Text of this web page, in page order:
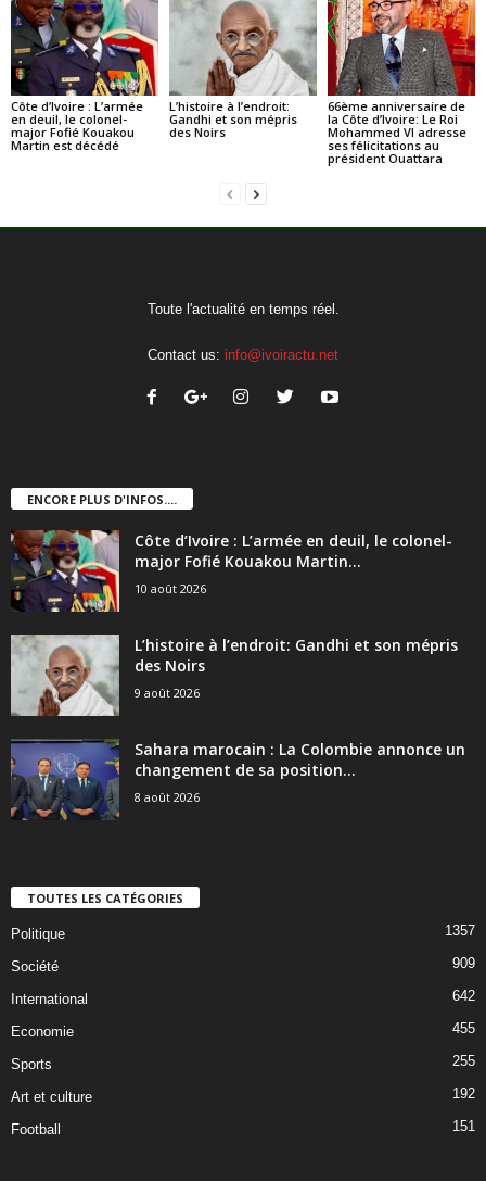
Côte d’Ivoire : L’armée
en deuil, le colonel-
major Fofié Kouakou
Martin est décédé
L’histoire à l’endroit:
Gandhi et son mépris
des Noirs
66ème anniversaire de
la Côte d’Ivoire: Le Roi
Mohammed VI adresse
ses félicitations au
président Ouattara
Toute l'actualité en temps réel.
Contact us: info@ivoiractu.net
ENCORE PLUS D'INFOS....
Côte d’Ivoire : L’armée en deuil, le colonel-
major Fofié Kouakou Martin...
10 août 2026
L’histoire à l’endroit: Gandhi et son mépris
des Noirs
9 août 2026
Sahara marocain : La Colombie annonce un
changement de sa position...
8 août 2026
TOUTES LES CATÉGORIES
Politique 1357
Société 909
International 642
Economie 455
Sports 255
Art et culture 192
Football 151